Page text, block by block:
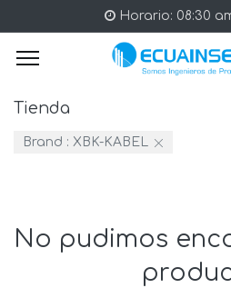
Horario: 08:30
Tienda
Brand : XBK-KABEL
No pudimos